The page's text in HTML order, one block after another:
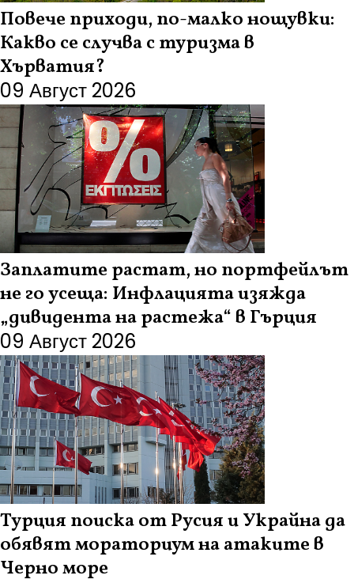
Повече приходи, по-малко нощувки:
Какво се случва с туризма в
Хърватия?
09 Август 2026
Заплатите растат, но портфейлът
не го усеща: Инфлацията изяжда
„дивидента на растежа“ в Гърция
09 Август 2026
Турция поиска от Русия и Украйна да
обявят мораториум на атаките в
Черно море